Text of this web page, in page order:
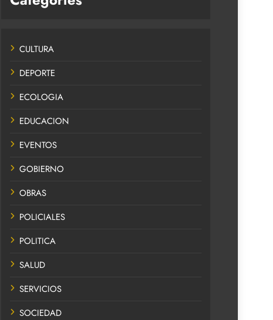
CULTURA
DEPORTE
ECOLOGIA
EDUCACION
EVENTOS
GOBIERNO
OBRAS
POLICIALES
POLITICA
SALUD
SERVICIOS
SOCIEDAD